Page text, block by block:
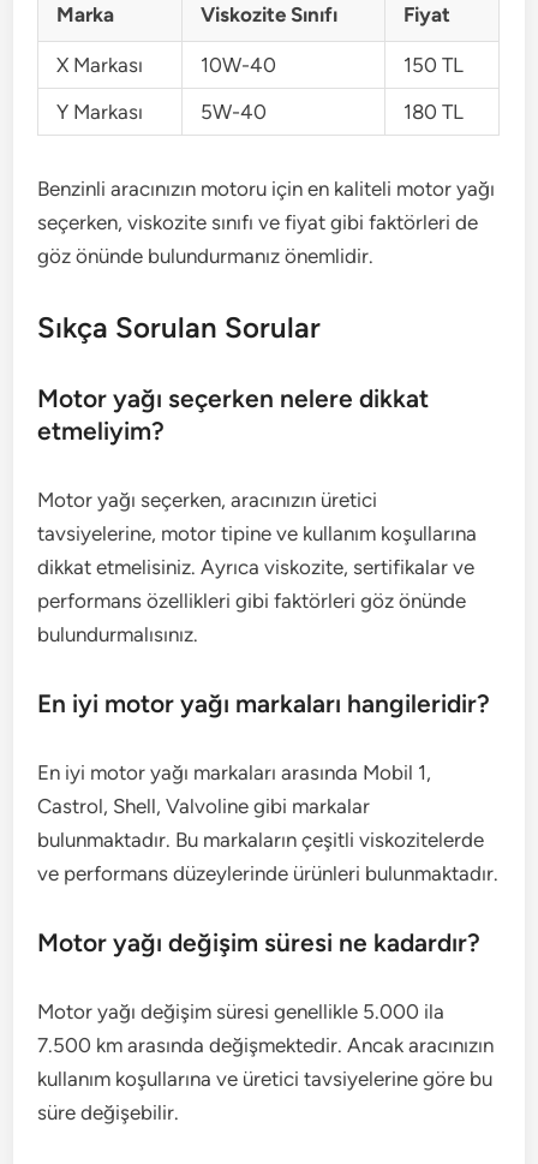
Marka Viskozite Sınıfı Fiyat
X Markası 10W-40
150 TL
Y Markası
5W-40 180 TL
Benzinli aracınızın motoru için en kaliteli motor yağı
seçerken, viskozite sınıfı ve fiyat gibi faktörleri de
göz önünde bulundurmanız önemlidir.
Sıkça Sorulan Sorular
Motor yağı seçerken nelere dikkat
etmeliyim?
Motor yağı seçerken, aracınızın üretici
tavsiyelerine, motor tipine ve kullanım koşullarına
dikkat etmelisiniz. Ayrıca viskozite, sertifikalar ve
performans özellikleri gibi faktörleri göz önünde
bulundurmalısınız.
En iyi motor yağı markaları hangileridir?
En iyi motor yağı markaları arasında Mobil 1,
Castrol, Shell, Valvoline gibi markalar
bulunmaktadır. Bu markaların çeşitli viskozitelerde
ve performans düzeylerinde ürünleri bulunmaktadır.
Motor yağı değişim süresi ne kadardır?
Motor yağı değişim süresi genellikle 5.000 ila
7.500 km arasında değişmektedir. Ancak aracınızın
kullanım koşullarına ve üretici tavsiyelerine göre bu
süre değişebilir.